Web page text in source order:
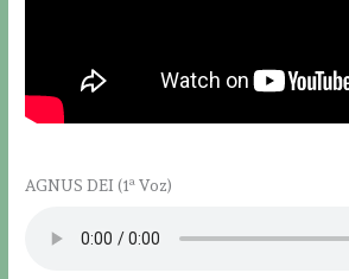
AGNUS DEI (1ª Voz)